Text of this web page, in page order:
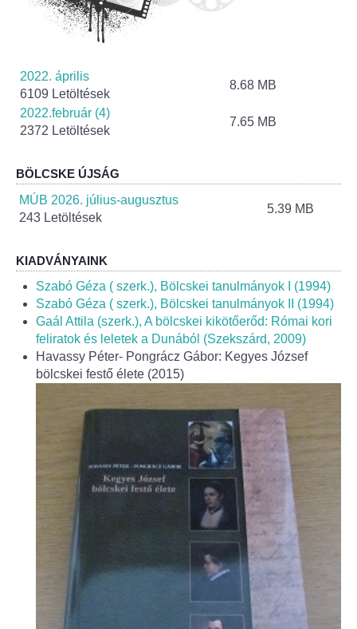
Pályázatok
Szerződések
Helyi Esélyegyenlőség Program
Alapítványok
Helyi Építési Szabályzat
INTÉZMÉNYEK
Bölcskei Mesevár Óvoda és Bölcsőde
Óvodakert
Egészségügy
Háziorvos
Fogorvos
Védőnői szolgálat
Központi orvosi ügyelet
2022. április
6109 Letöltések
8.68 MB
2022.február (4)
2372 Letöltések
7.65 MB
BÖLCSKE ÚJSÁG
MÚB 2026. július-augusztus
243 Letöltések
5.39 MB
KIADVÁNYAINK
Szabó Géza ( szerk.), Bölcskei tanulmányok I (1994)
Szabó Géza ( szerk.), Bölcskei tanulmányok II (1994)
Gaál Attila (szerk.), A bölcskei kikötőerőd: Római kori
feliratok és leletek a Dunából (Szekszárd, 2009)
Havassy Péter- Pongrácz Gábor: Kegyes József
bölcskei festő élete (2015)